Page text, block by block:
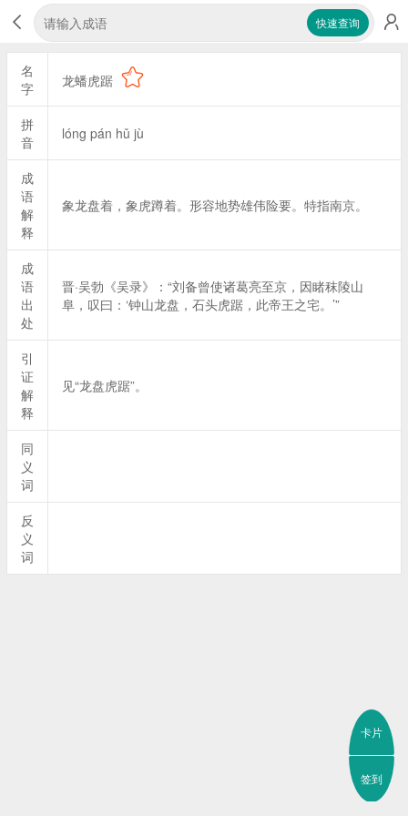
快速查询
名
字
龙蟠虎踞
拼
音
lóng pán hǔ jù
成
语
解
释
象龙盘着，象虎蹲着。形容地势雄伟险要。特指南京。
成
语
出
处
晋·吴勃《吴录》：“刘备曾使诸葛亮至京，因睹秣陵山
阜，叹曰：‘钟山龙盘，石头虎踞，此帝王之宅。’”
引
证
解
释
见“龙盘虎踞”。
同
义
词
反
义
词
卡片
签到